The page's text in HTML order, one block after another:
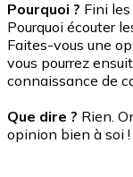
Pourquoi ? Fini
Pourquoi écouter
Faites-vous une
vous pourrez
connaissance de
Que dire ? Rien.
opinion bien à soi !